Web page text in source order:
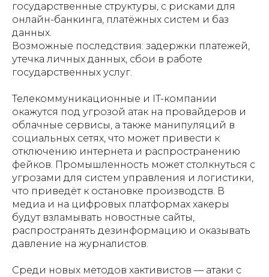
государственные структуры, с рисками для
онлайн-банкинга, платёжных систем и баз
данных.
Возможные последствия: задержки платежей,
утечка личных данных, сбои в работе
государственных услуг.
Телекоммуникационные и IT-компании
окажутся под угрозой атак на провайдеров и
облачные сервисы, а также манипуляций в
социальных сетях, что может привести к
отключению интернета и распространению
фейков. Промышленность может столкнуться с
угрозами для систем управления и логистики,
что приведёт к остановке производств. В
медиа и на цифровых платформах хакеры
будут взламывать новостные сайты,
распространять дезинформацию и оказывать
давление на журналистов.
Среди новых методов хактивистов — атаки с